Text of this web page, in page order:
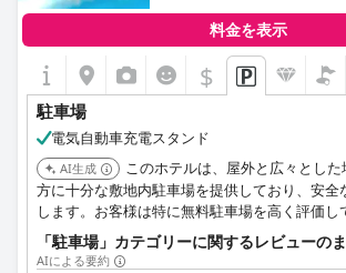
料金を表示
$
駐車場
電気自動車充電スタンド
AI生成
このホテルは、屋外と広々とし
方に十分な敷地内駐車場を提供しており、安全
します。お客様は特に無料駐車場を高く評価し
エリアが広々としていてアクセスしやすいと多
しています。
「駐車場」カテゴリーに関するレビューの
AIによる要約